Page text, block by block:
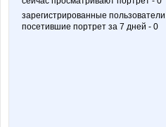
зарегистрированные пользователи
посетившие портрет за 7 дней - 0